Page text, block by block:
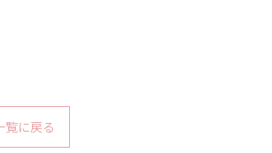
覧に戻る